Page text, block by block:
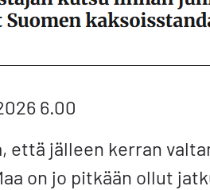
6.00
että jälleen kerran
on jo pitkään ollut